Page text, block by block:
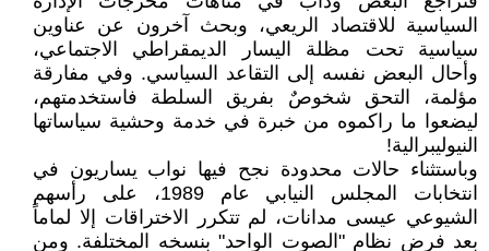
السياسية للاقتصاد الريعي، وبحث آخرون عن عناوين
سياسية تحت مظلة اليسار الديمقراطي الاجتماعي،
وأحال البعض نفسه إلى التقاعد السياسي. وفي مفارقة
مؤلمة، التحق شخوصٌ بفريق السلطة فاستخدمتهم،
ليضعوا ما راكموه من خبرة في خدمة وحشية سياساتها
النيوليبرالية!
وباستثناء حالات محدودة نجح فيها نواب يساريون في
انتخابات المجلس النيابي عام 1989، على رأسهم
الشيوعي عيسى مدانات، لم تتكرر الاختراقات إلا لماماً
بعد فرض نظام "الصوت الواحد" بنسخه المختلفة. ومن